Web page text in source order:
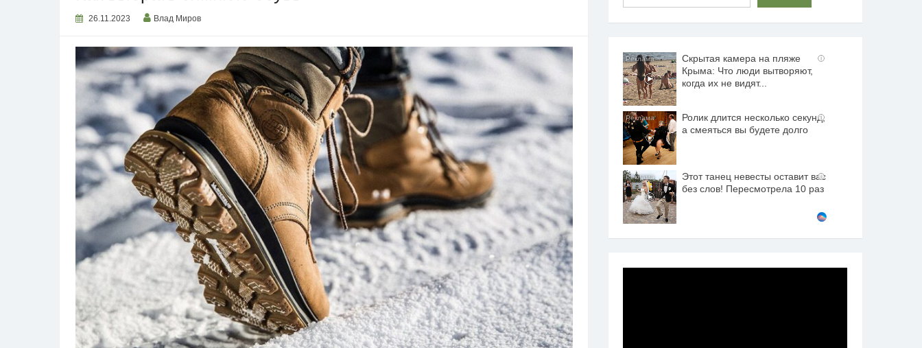
26.11.2023 Влад Миров
i
Скрытая камера на пляже
Крыма: Что люди вытворяют,
когда их не видят...
i
Ролик длится несколько секунд,
а смеяться вы будете долго
i
Этот танец невесты оставит вас
без слов! Пересмотрела 10 раз